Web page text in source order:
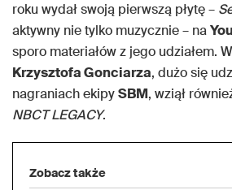
roku wydał swoją pierwszą płytę –
aktywny nie tylko muzycznie – na
sporo materiałów z jego udziałem.
Krzysztofa Gonciarza, dużo się
nagraniach ekipySBM, wziął
NBCT LEGACY.
Zobacz także